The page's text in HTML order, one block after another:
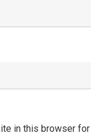
in this browser for